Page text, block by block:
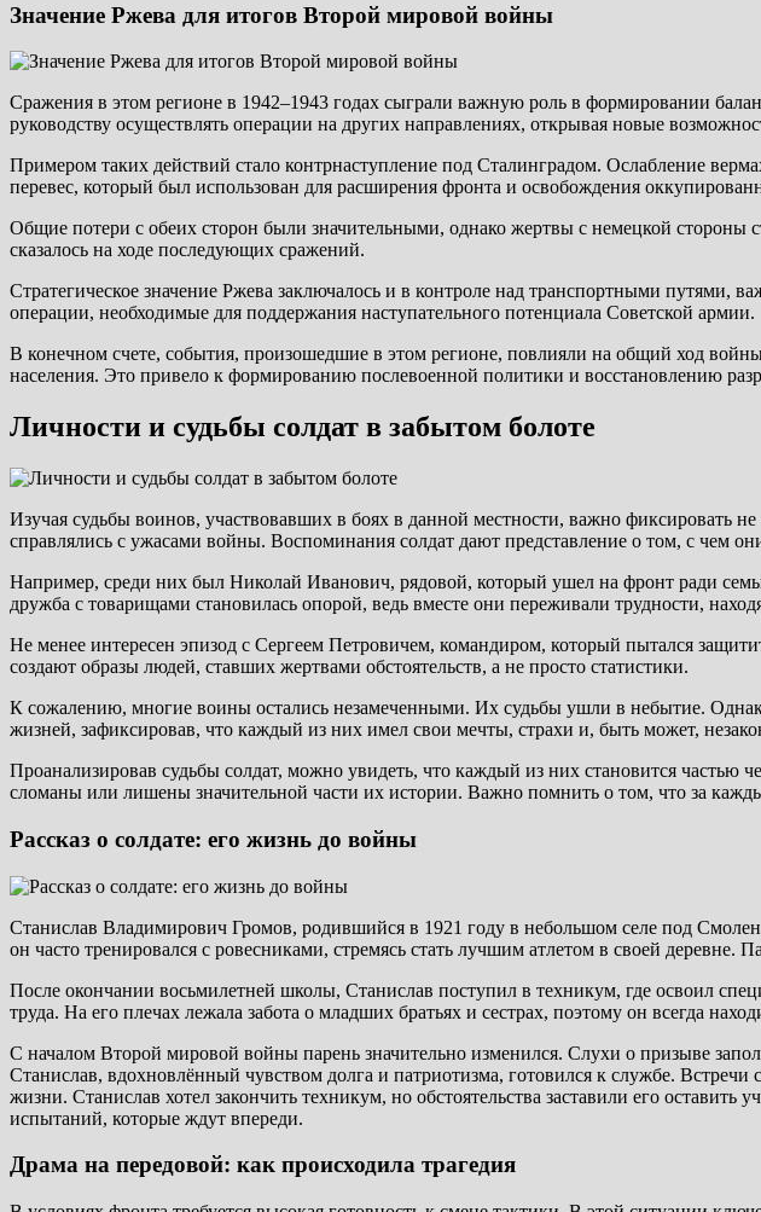
Значение Ржева для итогов Второй мировой войны
Сражения в этом регионе в 1942–1943 годах сыграли важную роль в формировании
руководству осуществлять операции на других направлениях, открывая новые
Примером таких действий стало контрнаступление под Сталинградом. Ослабление
перевес, который был использован для расширения фронта и освобождения
Общие потери с обеих сторон были значительными, однако жертвы с немецкой стороны
сказалось на ходе последующих сражений.
Стратегическое значение Ржева заключалось и в контроле над транспортными путями,
операции, необходимые для поддержания наступательного потенциала Советской армии.
В конечном счете, события, произошедшие в этом регионе, повлияли на общий ход
населения. Это привело к формированию послевоенной политики и восстановлению
Личности и судьбы солдат в забытом болоте
Изучая судьбы воинов, участвовавших в боях в данной местности, важно фиксировать
справлялись с ужасами войны. Воспоминания солдат дают представление о том, с чем
Например, среди них был Николай Иванович, рядовой, который ушел на фронт ради
дружба с товарищами становилась опорой, ведь вместе они переживали трудности,
Не менее интересен эпизод с Сергеем Петровичем, командиром, который пытался
создают образы людей, ставших жертвами обстоятельств, а не просто статистики.
К сожалению, многие воины остались незамеченными. Их судьбы ушли в небытие.
жизней, зафиксировав, что каждый из них имел свои мечты, страхи и, быть может,
Проанализировав судьбы солдат, можно увидеть, что каждый из них становится частью
сломаны или лишены значительной части их истории. Важно помнить о том, что за
Рассказ о солдате: его жизнь до войны
Станислав Владимирович Громов, родившийся в 1921 году в небольшом селе под
он часто тренировался с ровесниками, стремясь стать лучшим атлетом в своей деревне.
После окончании восьмилетней школы, Станислав поступил в техникум, где освоил
труда. На его плечах лежала забота о младших братьях и сестрах, поэтому он всегда
С началом Второй мировой войны парень значительно изменился. Слухи о призыве
Станислав, вдохновлённый чувством долга и патриотизма, готовился к службе.
жизни. Станислав хотел закончить техникум, но обстоятельства заставили его
испытаний, которые ждут впереди.
Драма на передовой: как происходила трагедия